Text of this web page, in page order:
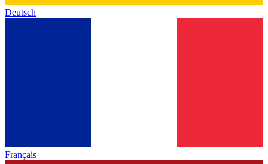
Deutsch
Français